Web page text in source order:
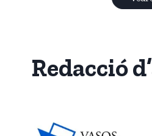
Redacció